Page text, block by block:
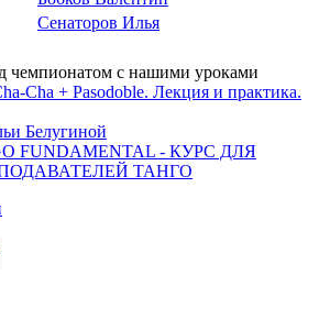
Сенаторов Илья
чемпионатом с нашими уроками
Cha + Pasodoble. Лекция и практика.
Белугиной
FUNDAMENTAL - КУРС ДЛЯ
ТАНГО